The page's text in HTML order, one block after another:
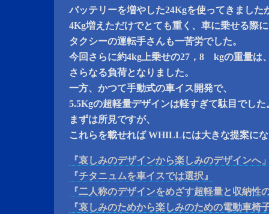
バッテリーを増やした24Kgを使ってきました
4Kg増えただけでとても重く、車に乗せる際
タクシーの運転手さんも一苦労でした。
今回さらに約4kg上乗せの27，8 kgの重量は
さらなる負荷となりました。
一方、かつて手動式の車イス開発で、
5.5Kgの超軽量デザインは軽すぎて駄目でした
まずは所見ですが、
これらを載せれば WHILLには大きな提案に
『哀しみのデザインから楽しみのデザインへ
『チタニュムを車イスでは選択』
『二人称のデザインをめざす超軽量と収納性
『哀しみのためから楽しみのための電動車椅